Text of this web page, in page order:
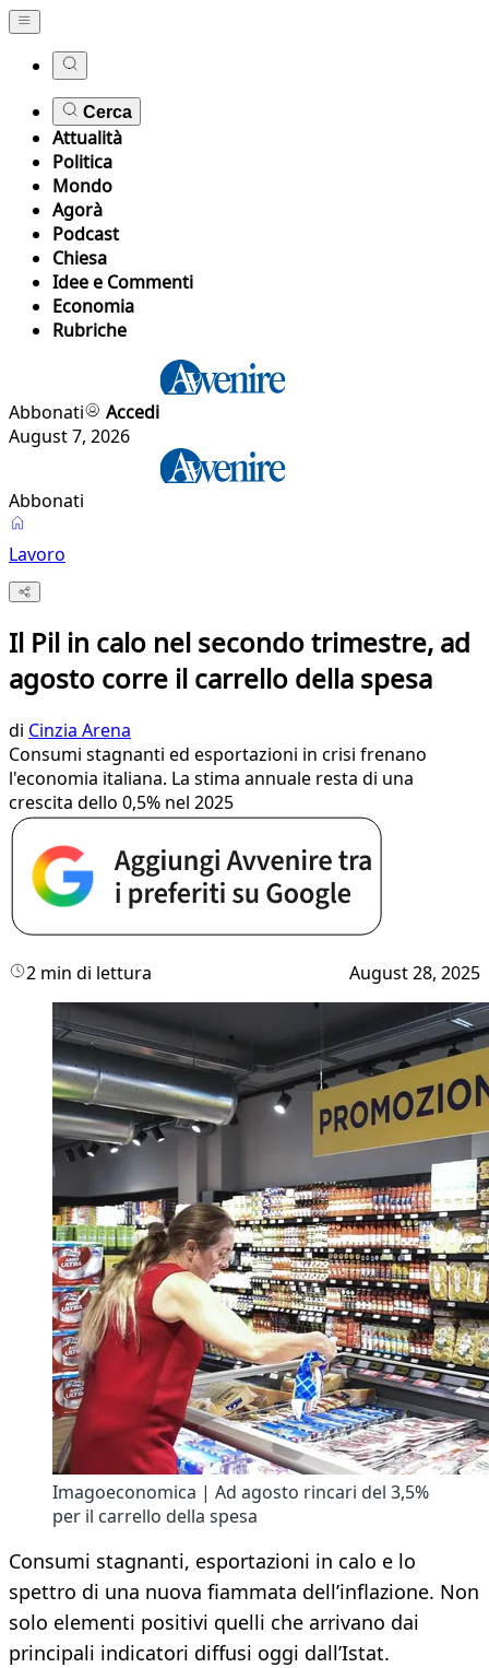
Cerca
Attualità
Politica
Mondo
Agorà
Podcast
Chiesa
Idee e Commenti
Economia
Rubriche
Abbonati
Accedi
August 7, 2026
Abbonati
Lavoro
Il Pil in calo nel secondo trimestre, ad
agosto corre il carrello della spesa
di Cinzia Arena
Consumi stagnanti ed esportazioni in crisi frenano
l'economia italiana. La stima annuale resta di una
crescita dello 0,5% nel 2025
2 min di lettura August 28, 2025
Imagoeconomica | Ad agosto rincari del 3,5%
per il carrello della spesa
Consumi stagnanti, esportazioni in calo e lo
spettro di una nuova fiammata dell’inflazione. Non
solo elementi positivi quelli che arrivano dai
principali indicatori diffusi oggi dall’Istat.